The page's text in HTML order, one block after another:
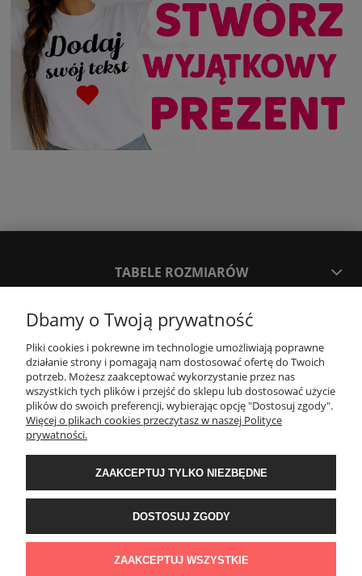
TABELE ROZMIARÓW
SPOSOBY PŁATNOŚCI ORAZ CZAS I KOSZTY DOSTAWY
KONTAKT
WYMIANA / ZWROTY / REKLAMACJE
REGULAMINY
Timeforf| ul. SOŁTYKA TADEUSZA 16C /SEGMENT NUMER 6 | 39-
bok@timeforf.pl
Dbamy o Twoją prywatność
Pliki cookies i pokrewne im technologie umożliwiają poprawne
działanie strony i pomagają nam dostosować ofertę do Twoich
potrzeb. Możesz zaakceptować wykorzystanie przez nas
wszystkich tych plików i przejść do sklepu lub dostosować użycie
plików do swoich preferencji, wybierając opcję "Dostosuj zgody".
Więcej o plikach cookies przeczytasz w naszej Polityce
prywatności.
ZAAKCEPTUJ TYLKO NIEZBĘDNE
DOSTOSUJ ZGODY
ZAAKCEPTUJ WSZYSTKIE